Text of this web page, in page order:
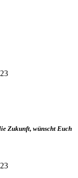
Zukunft, wünscht Euch